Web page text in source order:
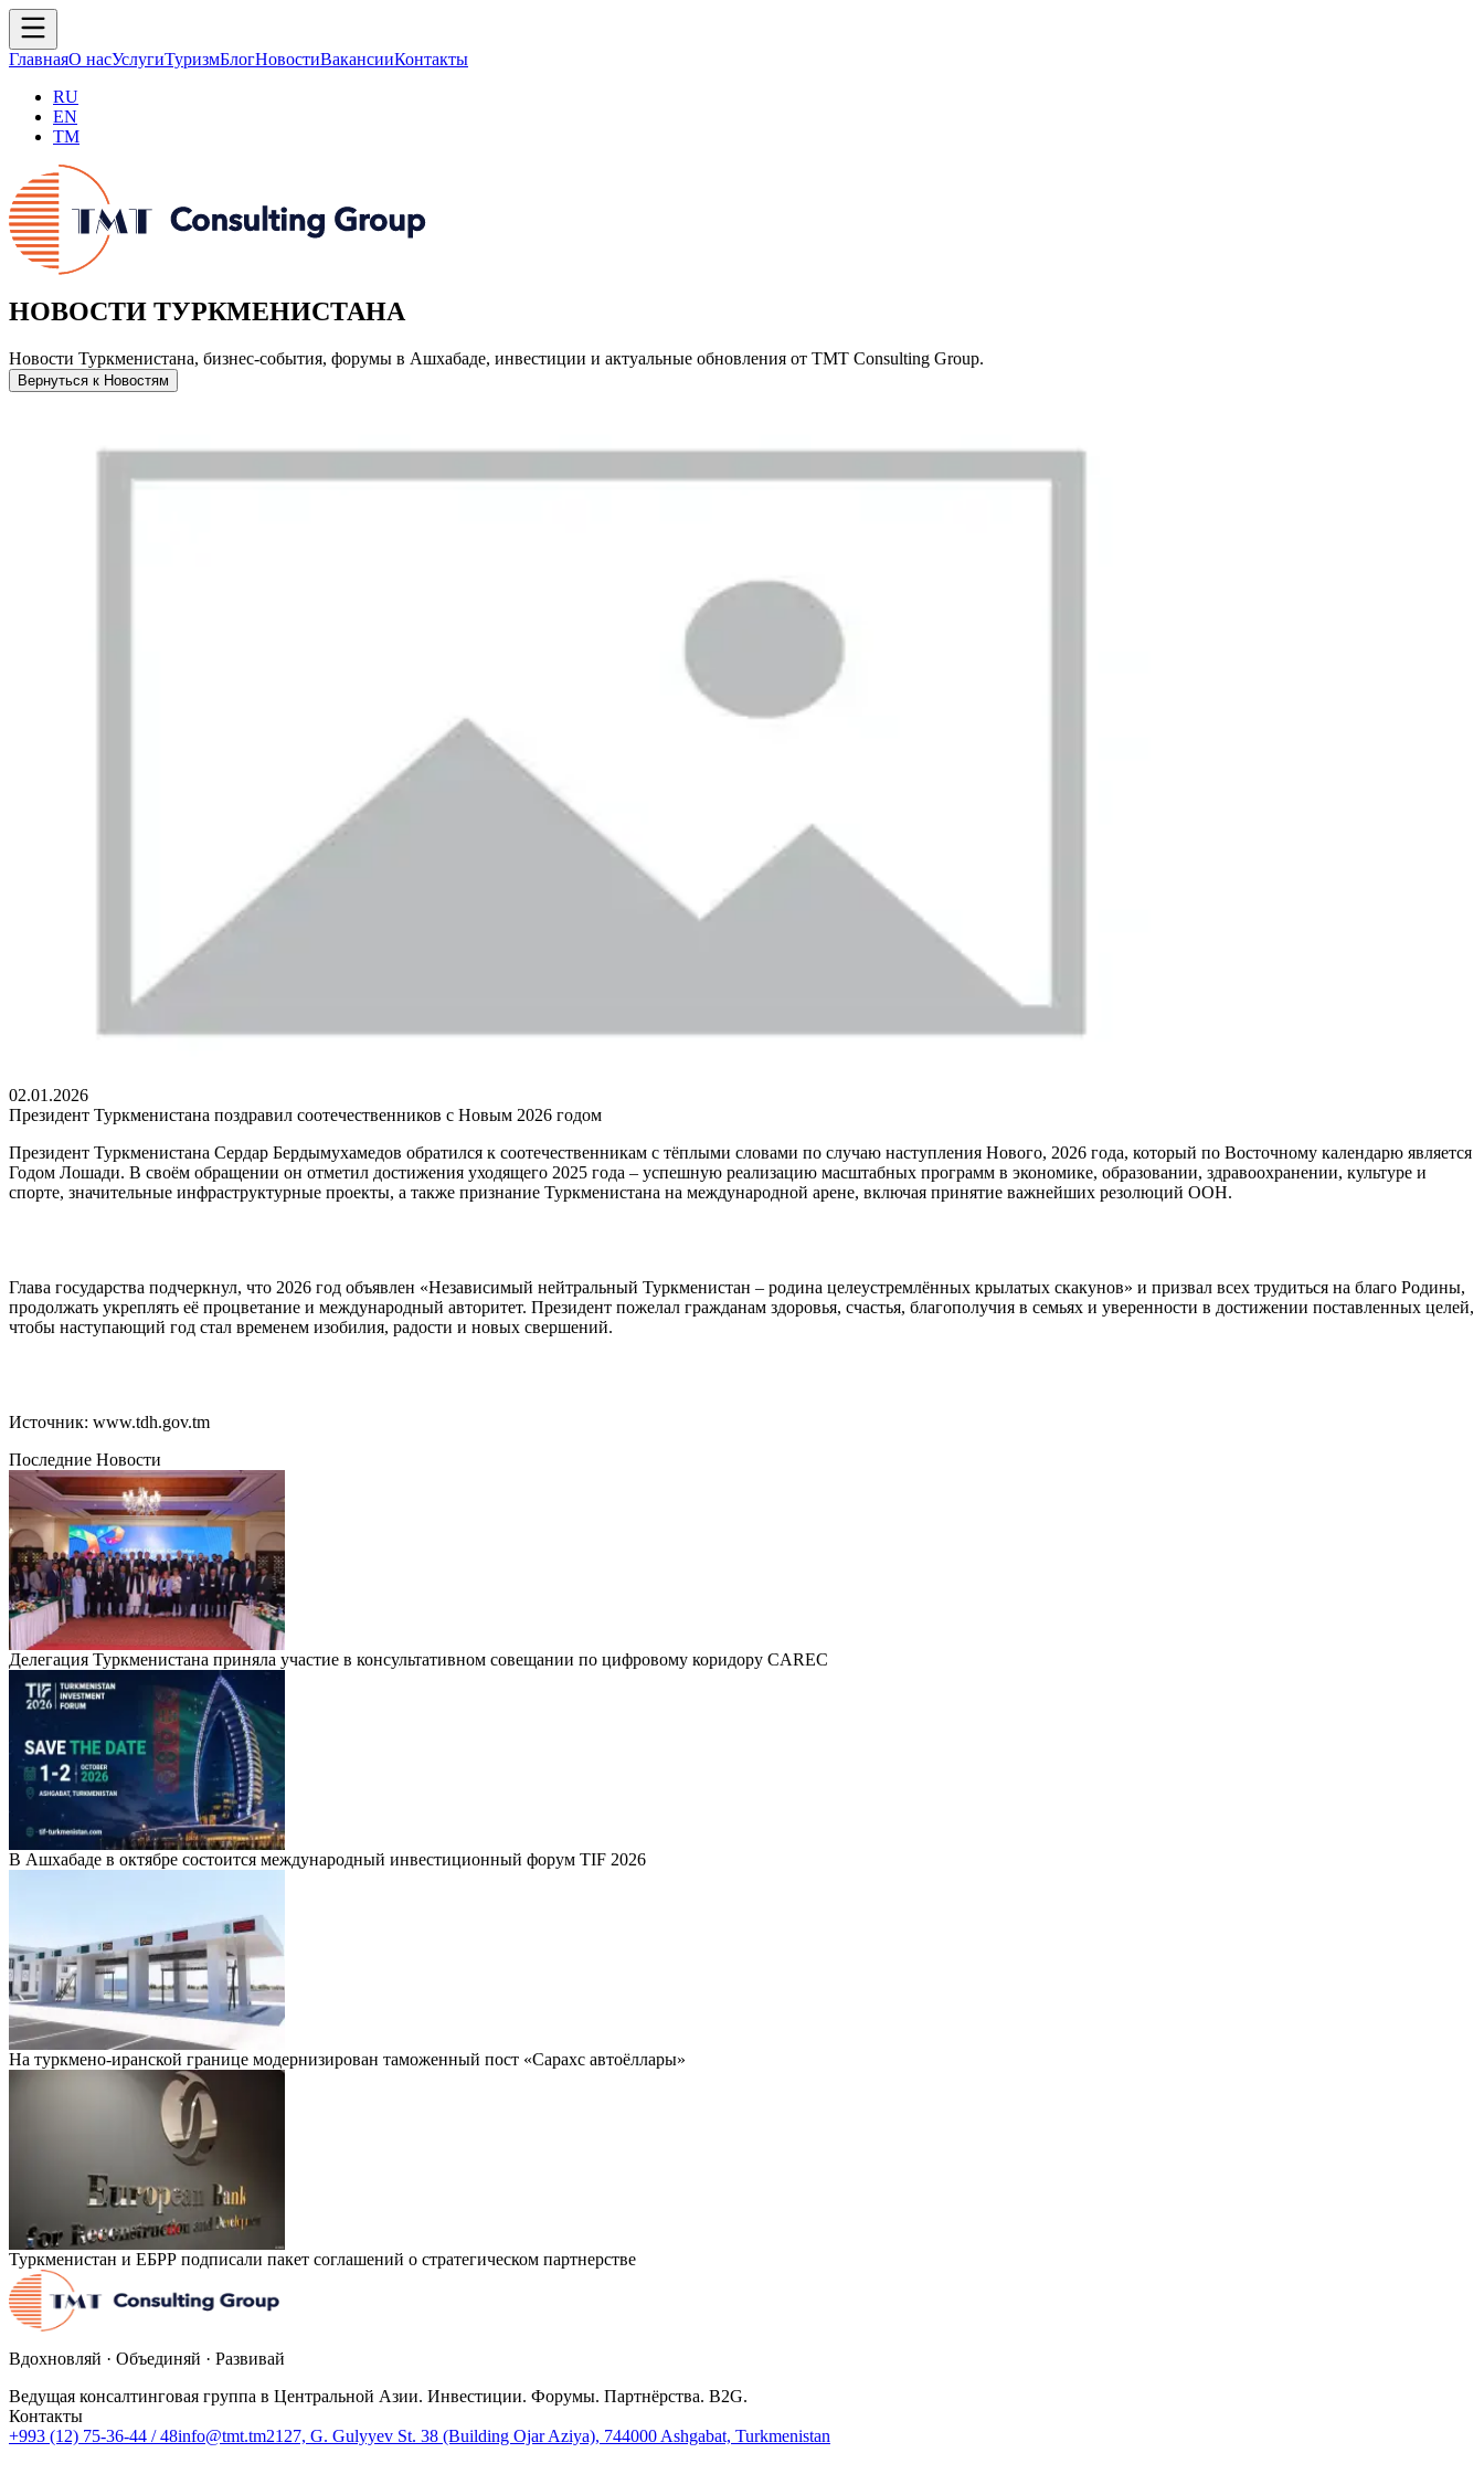
ГлавнаяО насУслугиТуризмБлогНовостиВакансииКонтакты
RU
EN
TM
НОВОСТИ ТУРКМЕНИСТАНА
Новости Туркменистана, бизнес-события, форумы в Ашхабаде, инвестиции и актуальные обновления от TMT Consulting Group.
Вернуться к Новостям
02.01.2026
Президент Туркменистана поздравил соотечественников с Новым 2026 годом
Президент Туркменистана Сердар Бердымухамедов обратился к соотечественникам с тёплыми словами по случаю наступления Нового, 2026 года, который по Восточному календарю является
Годом Лошади. В своём обращении он отметил достижения уходящего 2025 года – успешную реализацию масштабных программ в экономике, образовании, здравоохранении, культуре и
спорте, значительные инфраструктурные проекты, а также признание Туркменистана на международной арене, включая принятие важнейших резолюций ООН.
Глава государства подчеркнул, что 2026 год объявлен «Независимый нейтральный Туркменистан – родина целеустремлённых крылатых скакунов» и призвал всех трудиться на благо Родины,
продолжать укреплять её процветание и международный авторитет. Президент пожелал гражданам здоровья, счастья, благополучия в семьях и уверенности в достижении поставленных целей,
чтобы наступающий год стал временем изобилия, радости и новых свершений.
Источник: www.tdh.gov.tm
Последние Новости
Делегация Туркменистана приняла участие в консультативном совещании по цифровому коридору CAREC
В Ашхабаде в октябре состоится международный инвестиционный форум TIF 2026
На туркмено-иранской границе модернизирован таможенный пост «Сарахс автоёллары»
Туркменистан и ЕБРР подписали пакет соглашений о стратегическом партнерстве
Вдохновляй · Объединяй · Развивай
Ведущая консалтинговая группа в Центральной Азии. Инвестиции. Форумы. Партнёрства. B2G.
Контакты
+993 (12) 75-36-44 / 48info@tmt.tm2127, G. Gulyyev St. 38 (Building Ojar Aziya), 744000 Ashgabat, Turkmenistan